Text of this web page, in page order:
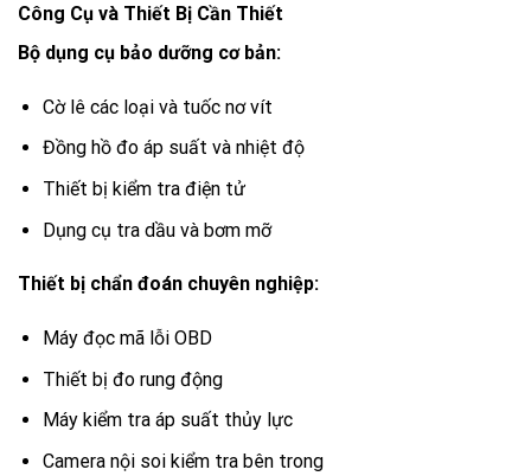
Công Cụ và Thiết Bị Cần Thiết
Bộ dụng cụ bảo dưỡng cơ bản:
Cờ lê các loại và tuốc nơ vít
Đồng hồ đo áp suất và nhiệt độ
Thiết bị kiểm tra điện tử
Dụng cụ tra dầu và bơm mỡ
Thiết bị chẩn đoán chuyên nghiệp:
Máy đọc mã lỗi OBD
Thiết bị đo rung động
Máy kiểm tra áp suất thủy lực
Camera nội soi kiểm tra bên trong